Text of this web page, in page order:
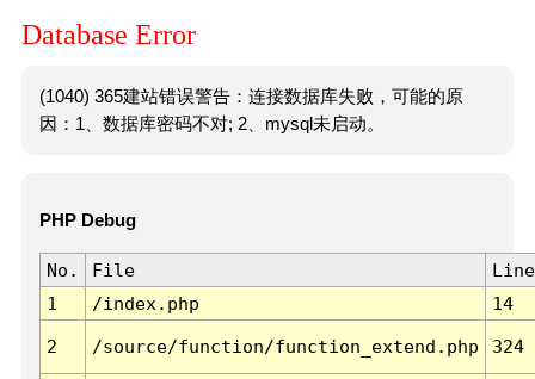
Database Error
(1040) 365建站错误警告：连接数据库失败，可能的原
因：1、数据库密码不对; 2、mysql未启动。
PHP Debug
No. File
Line
1
/index.php 14
2 /source/function/function_extend.php 324